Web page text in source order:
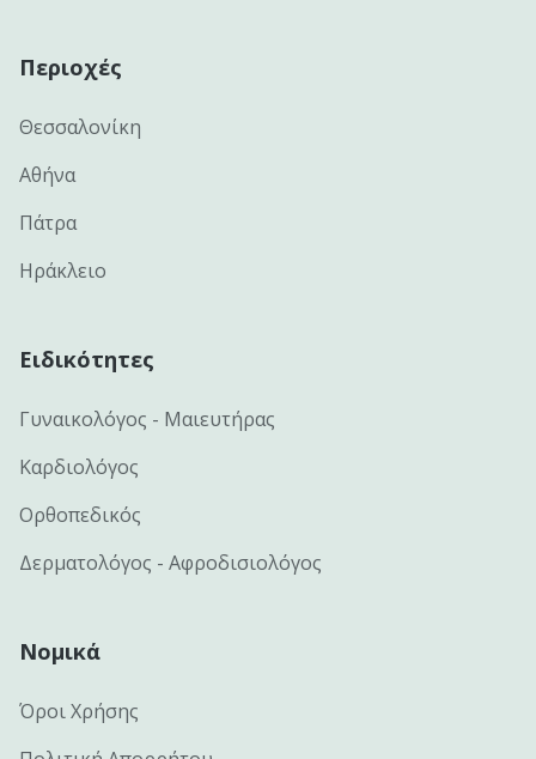
Περιοχές
Θεσσαλονίκη
Αθήνα
Πάτρα
Ηράκλειο
Ειδικότητες
Γυναικολόγος - Μαιευτήρας
Καρδιολόγος
Ορθοπεδικός
Δερματολόγος - Αφροδισιολόγος
Νομικά
Όροι Χρήσης